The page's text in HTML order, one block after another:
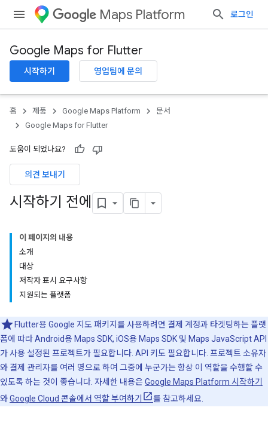
Maps Platform 로그인
Google Maps for Flutter
시작하기 영업팀에 문의
홈 제품 Google Maps Platform
문서
Google Maps for Flutter
도움이 되었나요?
의견 보내기
시작하기 전에
이 페이지의 내용
소개
대상
저작자 표시 요구사항
지원되는 플랫폼
Flutter용 Google 지도 패키지를 사용하려면 결제 계정과 타겟팅하는 플랫
폼에 따라 Android용 Maps SDK, iOS용 Maps SDK 및 Maps JavaScript API
가 사용 설정된 프로젝트가 필요합니다. API 키도 필요합니다. 프로젝트 소유자
와 결제 관리자를 여러 명으로 하여 그중에 누군가는 항상 이 역할을 수행할 수
있도록 하는 것이 좋습니다. 자세한 내용은Google Maps Platform 시작하기
와Google Cloud 콘솔에서 역할 부여하기 를 참고하세요.